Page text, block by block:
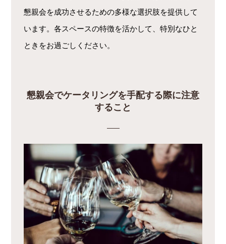
懇親会を成功させるための多様な選択肢を提供して
います。各スペースの特徴を活かして、特別なひと
ときをお過ごしください。
懇親会でケータリングを手配する際に注意
すること